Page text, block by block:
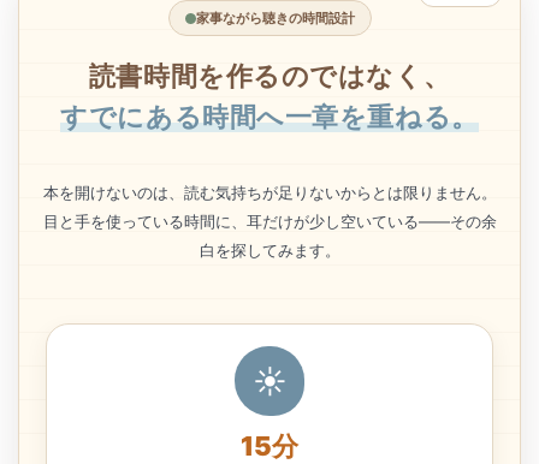
家事ながら聴きの時間設計
読書時間を作るのではなく、
すでにある時間へ一章を重ねる。
本を開けないのは、読む気持ちが足りないからとは限りません。
目と手を使っている時間に、耳だけが少し空いている――その余
白を探してみます。
☀
15分